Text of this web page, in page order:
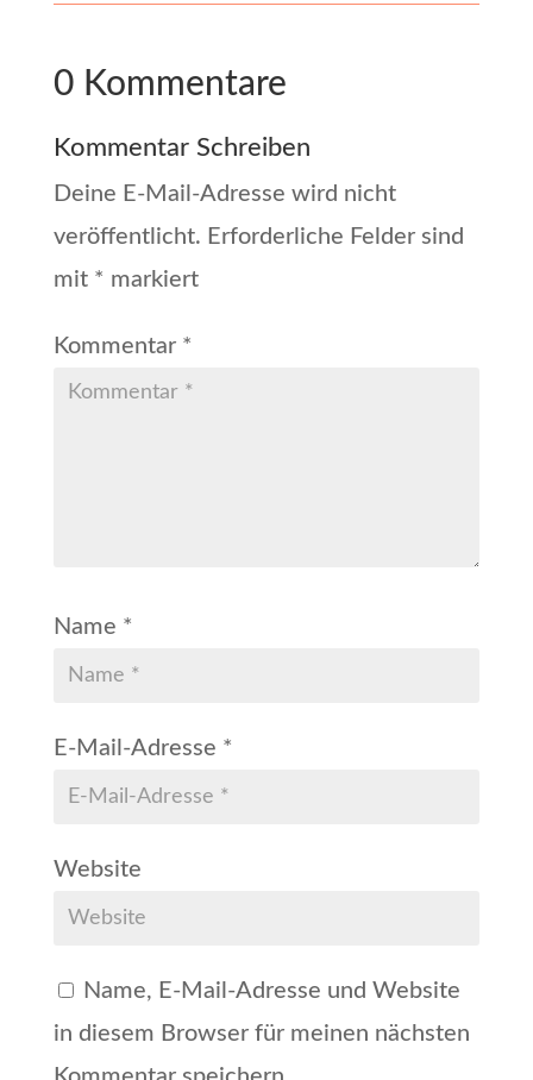
0 Kommentare
Kommentar Schreiben
Deine E-Mail-Adresse wird nicht
veröffentlicht. Erforderliche Felder sind
mit * markiert
Kommentar *
Name *
E-Mail-Adresse *
Website
Name, E-Mail-Adresse und Website
in diesem Browser für meinen nächsten